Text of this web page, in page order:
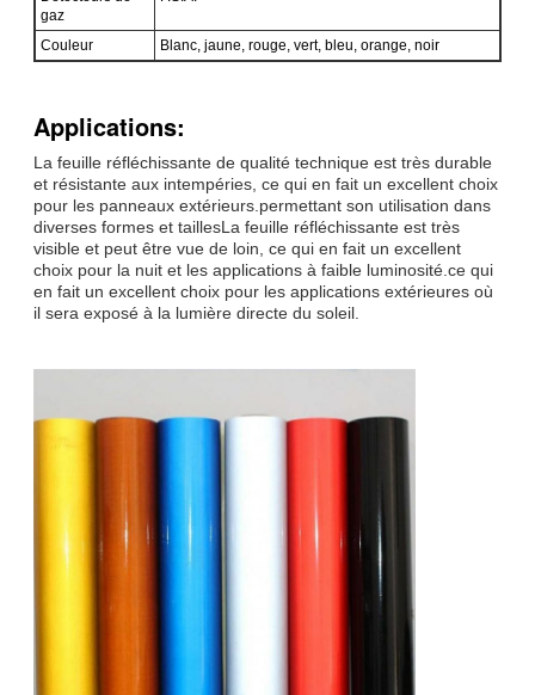
gaz
Couleur Blanc, jaune, rouge, vert, bleu, orange, noir
Applications:
La feuille réfléchissante de qualité technique est très durable
et résistante aux intempéries, ce qui en fait un excellent choix
pour les panneaux extérieurs.permettant son utilisation dans
diverses formes et taillesLa feuille réfléchissante est très
visible et peut être vue de loin, ce qui en fait un excellent
choix pour la nuit et les applications à faible luminosité.ce qui
en fait un excellent choix pour les applications extérieures où
il sera exposé à la lumière directe du soleil.